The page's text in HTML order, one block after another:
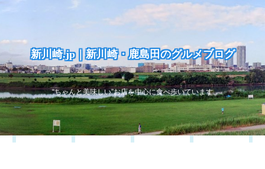
新川崎.jp｜新川崎・鹿島田のグルメブログ
“ちゃんと美味しい”お店を中心に食べ歩いています